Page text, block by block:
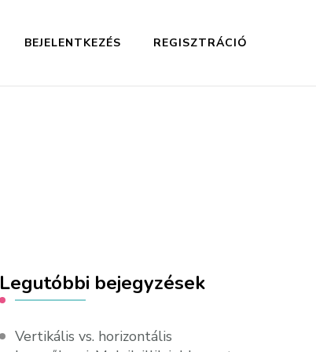
BEJELENTKEZÉS REGISZTRÁCIÓ
Legutóbbi bejegyzések
Vertikális vs. horizontális